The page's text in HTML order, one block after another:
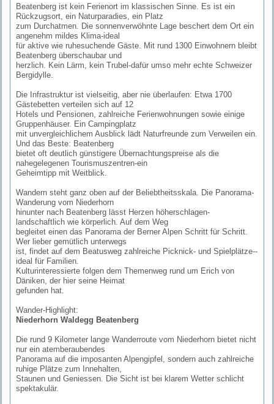
Beatenberg ist kein Ferienort im klassischen Sinne. Es ist ein
Rückzugsort, ein Naturparadies, ein Platz
zum Durchatmen. Die sonnenverwöhnte Lage beschert dem Ort ein
angenehm mildes Klima-ideal
für aktive wie ruhesuchende Gäste. Mit rund 1300 Einwohnern bleibt
Beatenberg überschaubar und
herzlich. Kein Lärm, kein Trubel-dafür umso mehr echte Schweizer
Bergidylle.
Die Infrastruktur ist vielseitig, aber nie überlaufen: Etwa 1700
Gästebetten verteilen sich auf 12
Hotels und Pensionen, zahlreiche Ferienwohnungen sowie einige
Gruppenhäuser. Ein Campingplatz
mit unvergleichlichem Ausblick lädt Naturfreunde zum Verweilen ein.
Und das Beste: Beatenberg
bietet oft deutlich günstigere Übernachtungspreise als die
nahegelegenen Tourismuszentren-ein
Geheimtipp mit Weitblick.
Wandern steht ganz oben auf der Beliebtheitsskala. Die Panorama-
Wanderung vom Niederhorn
hinunter nach Beatenberg lässt Herzen höherschlagen-
landschaftlich wie körperlich. Auf dem Weg
begleitet einen das Panorama der Berner Alpen Schritt für Schritt.
Wer lieber gemütlich unterwegs
ist, findet auf dem Beatusweg zahlreiche Picknick- und Spielplätze--
ideal für Familien.
Kulturinteressierte folgen dem Themenweg rund um Erich von
Däniken, der hier seine Heimat
gefunden hat.
Wander-Highlight:
Niederhorn Waldegg Beatenberg
Die rund 9 Kilometer lange Wanderroute vom Niederhorn bietet nicht
nur ein atemberaubendes
Panorama auf die imposanten Alpengipfel, sondern auch zahlreiche
ruhige Plätze zum Innehalten,
Staunen und Geniessen. Die Sicht ist bei klarem Wetter schlicht
spektakulär.